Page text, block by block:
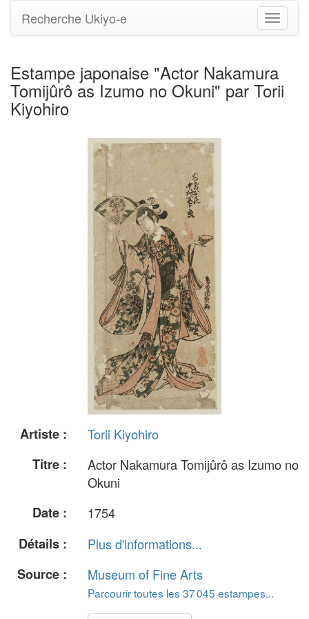
Basculer
la
Recherche Ukiyo-e
Estampe japonaise "Actor Nakamura
Tomijûrô as Izumo no Okuni" par Torii
Kiyohiro
Artiste :
Torii Kiyohiro
Titre :
Actor Nakamura Tomijûrô as Izumo no
Okuni
Date :
1754
Détails :
Plus d'informations...
Source :
Museum of Fine Arts
Parcourir toutes les 37 045 estampes...